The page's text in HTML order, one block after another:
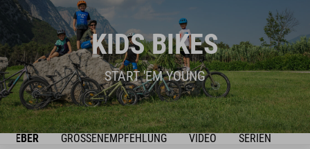
KIDS BIKES
START 'EM YOUNG
GRÖSSENEMPFEHLUNG VIDEO SERIEN